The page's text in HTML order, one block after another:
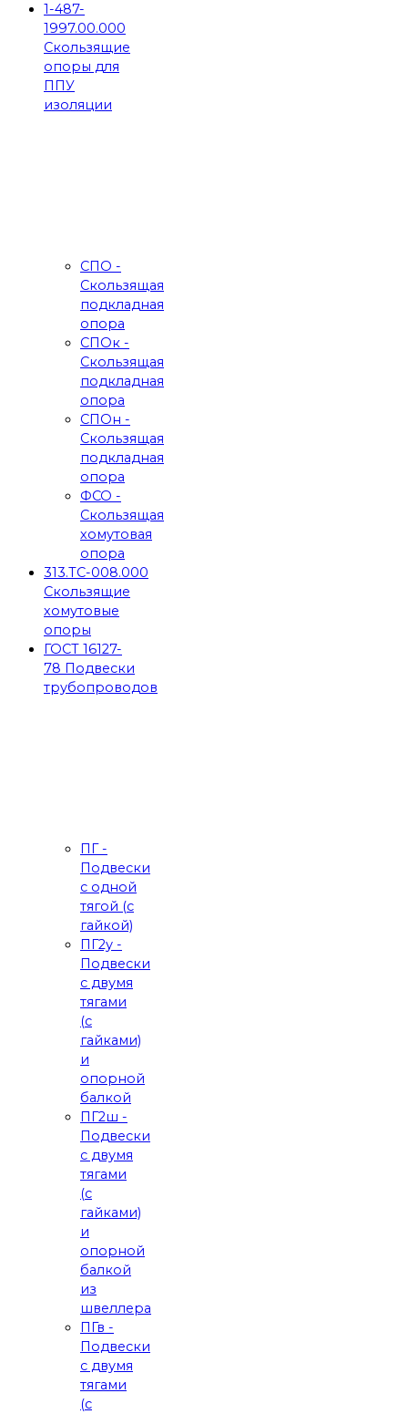
1-487-
1997.00.000
Скользящие
опоры для
ППУ
изоляции
СПО -
Скользящая
подкладная
опора
СПОк -
Скользящая
подкладная
опора
СПОн -
Скользящая
подкладная
опора
ФСО -
Скользящая
хомутовая
опора
313.ТС-008.000
Скользящие
хомутовые
опоры
ГОСТ 16127-
78 Подвески
трубопроводов
ПГ -
Подвески
с одной
тягой (с
гайкой)
ПГ2у -
Подвески
с двумя
тягами
(с
гайками)
и
опорной
балкой
ПГ2ш -
Подвески
с двумя
тягами
(с
гайками)
и
опорной
балкой
из
швеллера
ПГв -
Подвески
с двумя
тягами
(с